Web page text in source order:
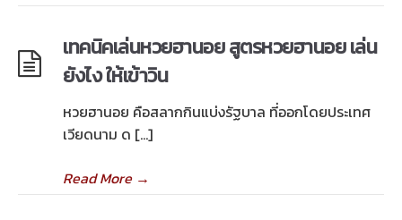
เทคนิคเล่นหวยฮานอย สูตรหวยฮานอย เล่น
ยังไง ให้เข้าวิน
หวยฮานอย คือสลากกินแบ่งรัฐบาล ที่ออกโดยประเทศ
เวียดนาม ด […]
Read More→